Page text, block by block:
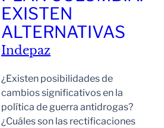
EXISTEN
ALTERNATIVAS
Indepaz
¿Existen posibilidades de
cambios significativos en la
política de guerra antidrogas?
¿Cuáles son las rectificaciones